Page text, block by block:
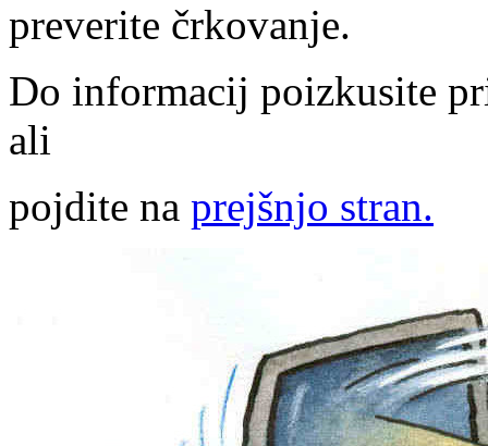
preverite črkovanje.
Do informacij poizkusite
ali
pojdite na prejšnjo stran.